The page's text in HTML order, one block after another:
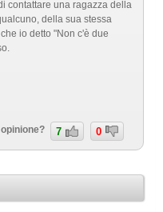
contattare una ragazza della
della sua stessa
io detto "Non c'è due
7 0